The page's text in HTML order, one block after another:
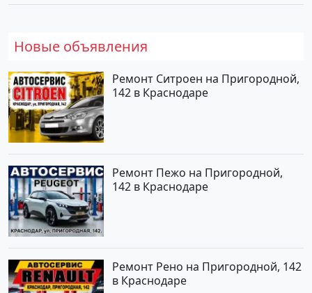
Новые объявления
Ремонт Ситроен на Пригородной,
142 в Краснодаре
Ремонт Пежо на Пригородной,
142 в Краснодаре
Ремонт Рено на Пригородной, 142
в Краснодаре